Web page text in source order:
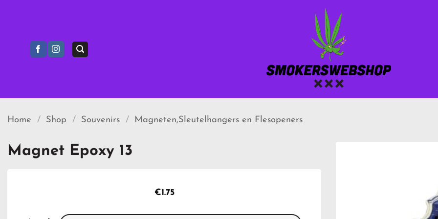
Home / Shop / Souvenirs / Magneten,Sleutelhangers en Flesopeners
Magnet Epoxy 13
€1.75